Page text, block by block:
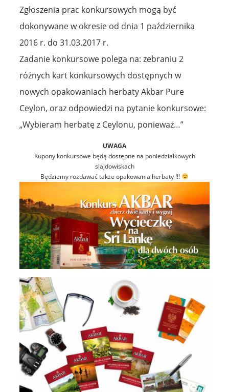
Zgłoszenia prac konkursowych mogą być
dokonywane w okresie od dnia 1 października
2016 r. do 31.03.2017 r.
Zadanie konkursowe polega na: zebraniu 2
różnych kart konkursowych dostępnych w
nowych opakowaniach herbaty Akbar Pure
Ceylon, oraz odpowiedzi na pytanie konkursowe:
„Wybieram herbatę z Ceylonu, ponieważ…”
UWAGA
Kupony konkursowe będą dostępne na poniedziałkowych
slajdowiskach
Będziemy rozdawać także opakowania herbaty !!!